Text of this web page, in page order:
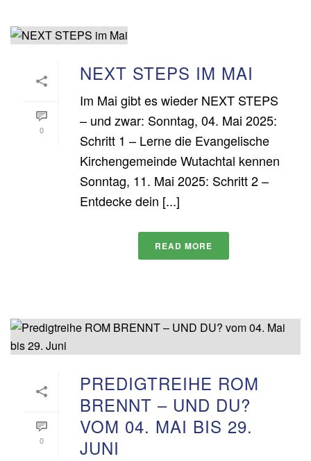
0
NEXT STEPS IM MAI
Im Mai gibt es wieder NEXT STEPS
– und zwar: Sonntag, 04. Mai 2025:
Schritt 1 – Lerne die Evangelische
Kirchengemeinde Wutachtal kennen
Sonntag, 11. Mai 2025: Schritt 2 –
Entdecke dein [...]
READ MORE
0
PREDIGTREIHE ROM
BRENNT – UND DU?
VOM 04. MAI BIS 29.
JUNI